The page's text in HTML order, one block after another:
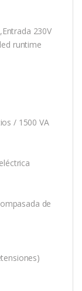
230V
runtime
/ 1500 VA
de